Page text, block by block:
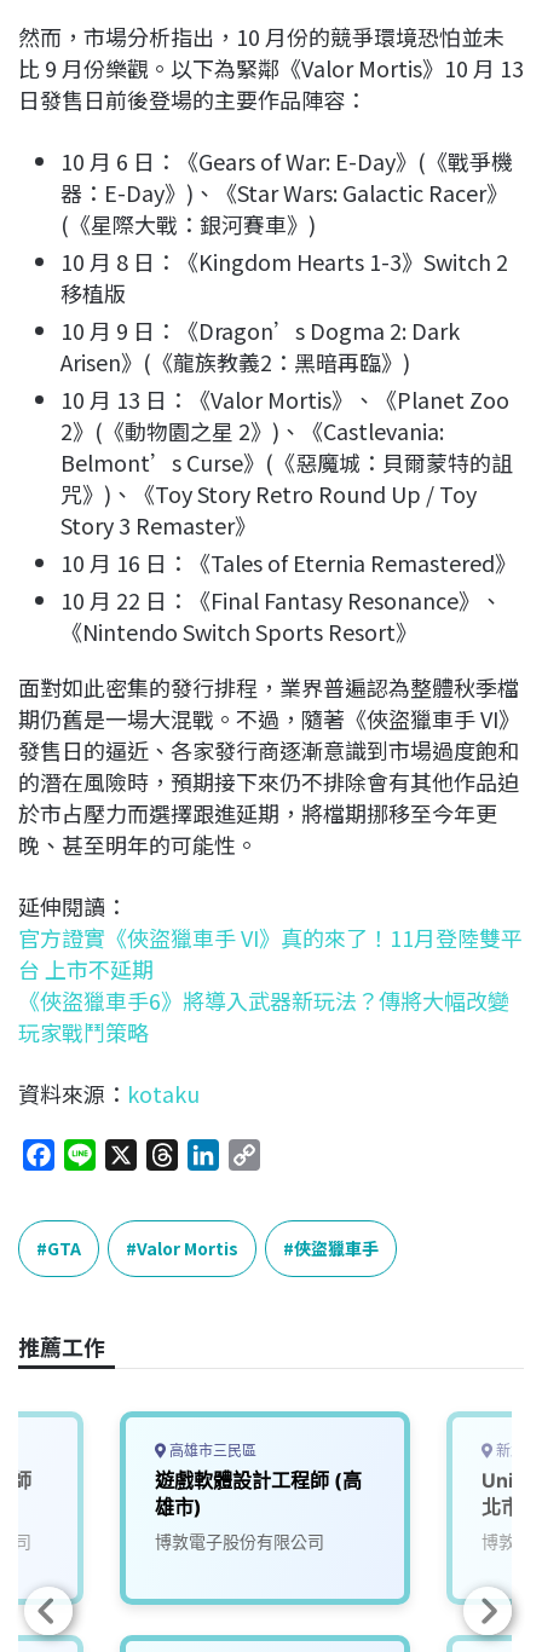
然而，市場分析指出，10 月份的競爭環境恐怕並未
比 9 月份樂觀。以下為緊鄰《Valor Mortis》10 月 13
日發售日前後登場的主要作品陣容：
10 月 6 日：《Gears of War: E-Day》(《戰爭機
器：E-Day》)、《Star Wars: Galactic Racer》
(《星際大戰：銀河賽車》)
10 月 8 日：《Kingdom Hearts 1-3》Switch 2
移植版
10 月 9 日：《Dragon’s Dogma 2: Dark
Arisen》(《龍族教義2：黑暗再臨》)
10 月 13 日：《Valor Mortis》、《Planet Zoo
2》(《動物園之星 2》)、《Castlevania:
Belmont’s Curse》(《惡魔城：貝爾蒙特的詛
咒》)、《Toy Story Retro Round Up / Toy
Story 3 Remaster》
10 月 16 日：《Tales of Eternia Remastered》
10 月 22 日：《Final Fantasy Resonance》、
《Nintendo Switch Sports Resort》
面對如此密集的發行排程，業界普遍認為整體秋季檔
期仍舊是一場大混戰。不過，隨著《俠盜獵車手 VI》
發售日的逼近、各家發行商逐漸意識到市場過度飽和
的潛在風險時，預期接下來仍不排除會有其他作品迫
於市占壓力而選擇跟進延期，將檔期挪移至今年更
晚、甚至明年的可能性。
延伸閱讀：
官方證實《俠盜獵車手 VI》真的來了！11月登陸雙平
台 上市不延期
《俠盜獵車手6》將導入武器新玩法？傳將大幅改變
玩家戰鬥策略
資料來源： kotaku
c
e
b
o
k
e
r
e
a
n
k
e
n
y
k
GTA Valor Mortis 俠盜獵車手
推薦工作
師
司
高雄市三民區
遊戲軟體設計工程師 (高
雄市)
博敦電子股份有限公司
新北
Unity
北市)
博敦電